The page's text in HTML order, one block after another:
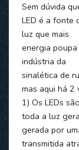
Sem dúvida
LED é a fonte
luz que mais
energia poupa
indústria da
sinalética de
mas aqui há 2
1) Os LEDs
toda a luz
gerada por
transmitida